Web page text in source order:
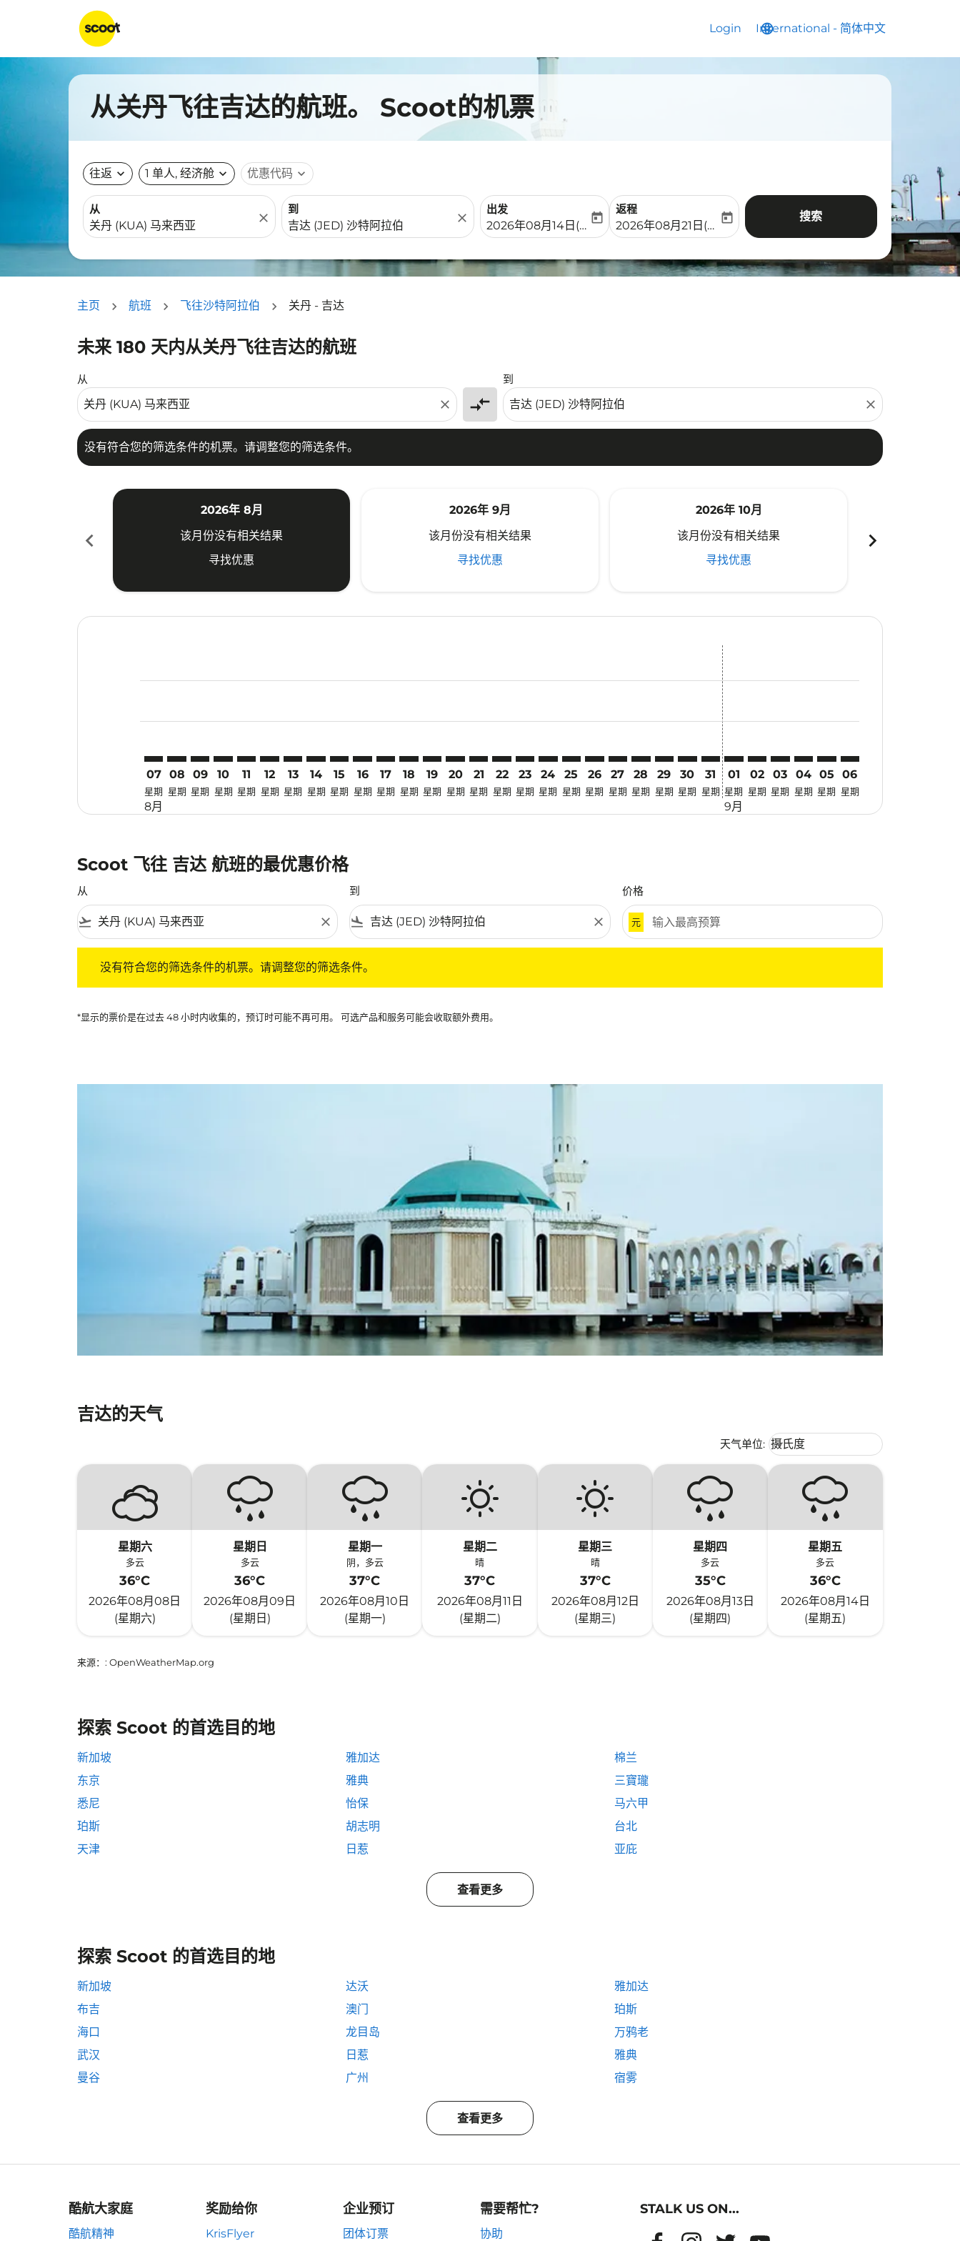
Login language
International - 简体中文
keyboard_arrow_down
从关丹飞往吉达的航班。 Scoot的机票
往返 expand_more 1 单人, 经济舱 expand_more 优惠代码 expand_more
从
close
到
close
出发
fc-booking-departure-date-aria-label
2026年08月14日(周五)
today
返程
fc-booking-return-date-aria-label
2026年08月21日(周五)
today 搜索
主页 航班 飞往沙特阿拉伯 关丹 - 吉达
未来 180 天内从关丹飞往吉达的航班
从
close compare_arrows
到
close
没有符合您的筛选条件的机票。请调整您的筛选条件。
没有符合您的筛选条件的机票。请调整您的筛选条件。
chevron_left
2026年 8月
该月份没有相关结果
寻找优惠
2026年 9月
该月份没有相关结果
寻找优惠
2026年 10月
该月份没有相关结果
寻找优惠
chevron_right
07
星期
8月
08
星期
09
星期
10
星期
11
星期
12
星期
13
星期
14
星期
15
星期
16
星期
17
星期
18
星期
19
星期
20
星期
21
星期
KUA–JED: cmp-view-offers-disclaimer. 寻找优惠
22
星期
KUA–JED: cmp-view-offers-disclaimer. 寻找优惠
23
星期
KUA–JED: cmp-view-offers-disclaimer. 寻找优惠
24
星期
KUA–JED: cmp-view-offers-disclaimer. 寻找优惠
25
星期
KUA–JED: cmp-view-offers-disclaimer. 寻找优惠
26
星期
KUA–JED: cmp-view-offers-disclaimer. 寻找优惠
27
星期
KUA–JED: cmp-view-offers-disclaimer. 寻找优惠
28
星期
KUA–JED: cmp-view-offers-disclaimer. 寻找优惠
29
星期
KUA–JED: cmp-view-offers-disclaimer. 寻找优惠
30
星期
KUA–JED: cmp-view-offers-disclaimer. 寻找优惠
31
星期
01
星期
9月
02
星期
03
星期
04
星期
05
星期
06
星期
Scoot 飞往 吉达 航班的最优惠价格
从
flight_takeoff close
到
flight_land close
价格
元
没有符合您的筛选条件的机票。请调整您的筛选条件。
*显示的票价是在过去 48 小时内收集的，预订时可能不再可用。 可选产品和服务可能会收取额外费用。
吉达的天气
天气单位: Weather unit option 摄氏度
摄氏度
keyboard_arrow_down
星期六
多云
36°C
2026年08月08日
(星期六)
星期日
多云
36°C
2026年08月09日
(星期日)
星期一
阴，多云
37°C
2026年08月10日
(星期一)
星期二
晴
37°C
2026年08月11日
(星期二)
星期三
晴
37°C
2026年08月12日
(星期三)
星期四
多云
35°C
2026年08月13日
(星期四)
星期五
多云
36°C
2026年08月14日
(星期五)
来源： : OpenWeatherMap.org
探索 Scoot 的首选目的地
新加坡 雅加达
棉兰
东京
雅典
三寶瓏
悉尼
怡保
马六甲
珀斯
胡志明
台北
天津
日惹 亚庇
查看更多
探索 Scoot 的首选目的地
新加坡 达沃
雅加达
布吉
澳门
珀斯
海口
龙目岛
万鸦老
武汉
日惹
雅典
曼谷
广州 宿雾
查看更多
酷航大家庭
酷航精神
奖励给你
KrisFlyer
企业预订
团体订票
需要帮忙?
协助
STALK US ON...